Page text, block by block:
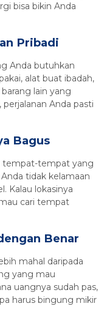
bisa bikin Anda
Pribadi
Anda butuhkan
alat buat ibadah,
lain yang
Anda pasti
Bagus
tempat-tempat yang
tidak kelamaan
Kalau lokasinya
cari tempat
Benar
mahal daripada
yang mau
uangnya sudah pas,
harus bingung mikir